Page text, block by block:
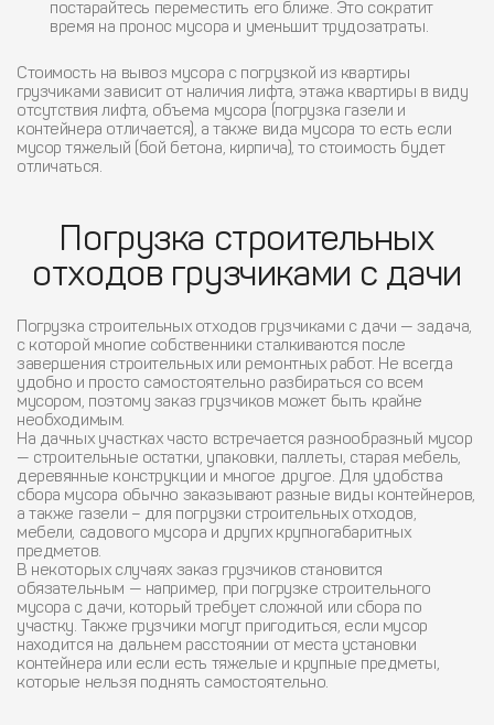
постарайтесь переместить его ближе. Это сократит
время на пронос мусора и уменьшит трудозатраты.
Стоимость на вывоз мусора с погрузкой из квартиры
грузчиками зависит от наличия лифта, этажа квартиры в виду
отсутствия лифта, объема мусора (погрузка газели и
контейнера отличается), а также вида мусора то есть если
мусор тяжелый (бой бетона, кирпича), то стоимость будет
отличаться.
Погрузка строительных
отходов грузчиками с дачи
Погрузка строительных отходов грузчиками с дачи — задача,
с которой многие собственники сталкиваются после
завершения строительных или ремонтных работ. Не всегда
удобно и просто самостоятельно разбираться со всем
мусором, поэтому заказ грузчиков может быть крайне
необходимым.
На дачных участках часто встречается разнообразный мусор
— строительные остатки, упаковки, паллеты, старая мебель,
деревянные конструкции и многое другое. Для удобства
сбора мусора обычно заказывают разные виды контейнеров,
а также газели – для погрузки строительных отходов,
мебели, садового мусора и других крупногабаритных
предметов.
В некоторых случаях заказ грузчиков становится
обязательным — например, при погрузке строительного
мусора с дачи, который требует сложной или сбора по
участку. Также грузчики могут пригодиться, если мусор
находится на дальнем расстоянии от места установки
контейнера или если есть тяжелые и крупные предметы,
которые нельзя поднять самостоятельно.